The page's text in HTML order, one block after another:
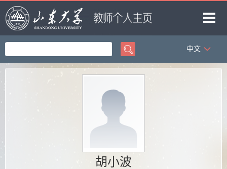
首页
中文
胡小波